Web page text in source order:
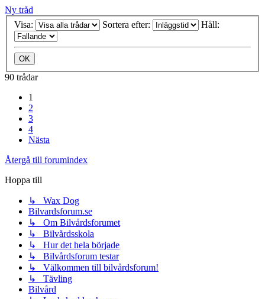
Ny tråd
Visa:
Sortera efter: Håll:
90 trådar
1
2
3
4
Nästa
Återgå till forumindex
Hoppa till
↳ Wax Dog
Bilvardsforum.se
↳ Om Bilvårdsforumet
↳ Bilvårdsskola
↳ Hur det hela började
↳ Bilvårdsforum testar
↳ Välkommen till bilvårdsforum!
↳ Tävling
Bilvård